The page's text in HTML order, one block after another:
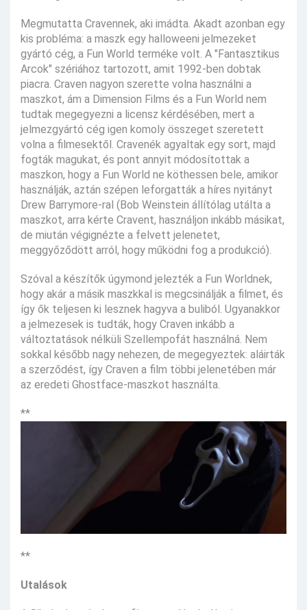
Megmutatta Cravennek, aki imádta. Akadt azonban egy
kis probléma: a maszk egy halloweeni jelmezeket
gyártó cég, a Fun World terméke volt. A "Fantasztikus
Arcok" szériához tartozott, amit 1992-ben dobtak
piacra. Craven nagyon szerette volna használni a
maszkot, ám a Dimension Films és a Fun World nem
tudtak megegyezni a licensz kérdésében, mert a
jelmezgyártó cég igen komoly összeget szeretett
volna a filmesektől. Cravenék agyaltak egy sort, majd
fogták magukat, és pont annyit módosítottak a
maszkon, hogy a Fun World ne köthessen bele, amikor
használják, aztán szépen leforgatták a híres nyitányt
Drew Barrymore-ral (Bob Weinstein állítólag utálta a
maszkot, arra kérte Cravent, használjon inkább másikat,
de miután végignézte a felvett jelenetet,
meggyőződött arról, hogy működni fog a produkció).
Szóval a készítők úgymond jelezték a Fun Worldnek,
hogy akár a másik maszkkal is megcsinálják a filmet, és
így ők teljesen ki lesznek hagyva a buliból. Ugyanakkor
a jelmezesek is tudták, hogy Craven inkább a
változtatások nélküli Szellempofát használná. Nem
sokkal később nagy nehezen, de megegyeztek: aláirták
a szerződést, így Craven a film többi jelenetében már
az eredeti Ghostface-maszkot használta.
**
**
Utalások